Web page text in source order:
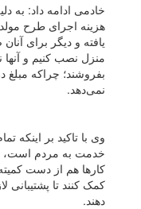
خادمی ادامه داد: به
هزینه اجرای طرح
یافته و دیگر برای
منزل نصب کنیم و
بفروشند؛ چراکه مبلغ
نمی‌دهد.
وی با تاکید بر اینکه
خدمت به مردم است،
کارها هم از دست
کمک کنند تا پشتیبانی
دهند.